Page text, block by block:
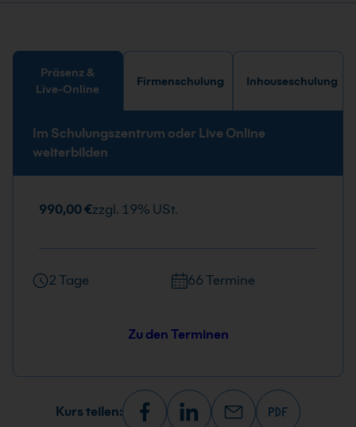
Präsenz &
Live-Online
Firmenschulung Inhouseschulung
Im Schulungszentrum oder Live Online
weiterbilden
990,00 €zzgl. 19% USt.
2 Tage 66 Termine
Zu den Terminen
Kurs teilen: